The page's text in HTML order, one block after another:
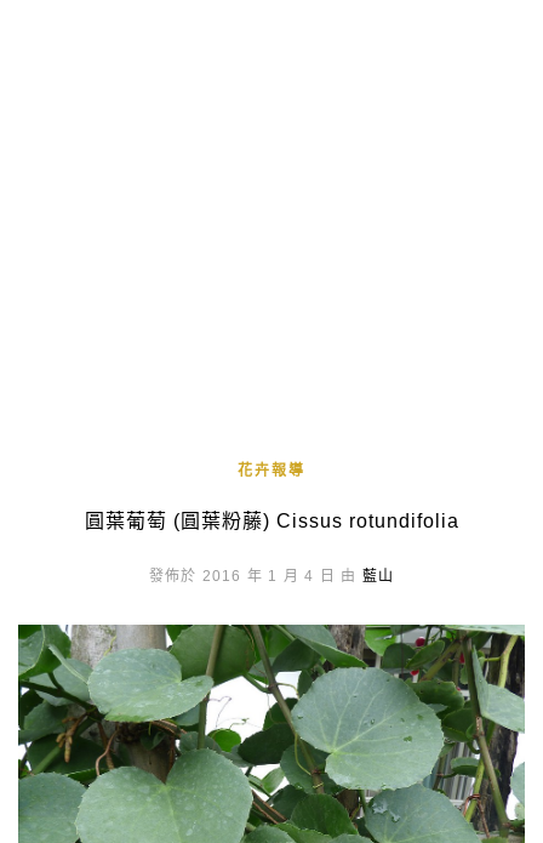
花卉報導
圓葉葡萄 (圓葉粉藤) Cissus rotundifolia
發佈於 2016 年 1 月 4 日 由 藍山